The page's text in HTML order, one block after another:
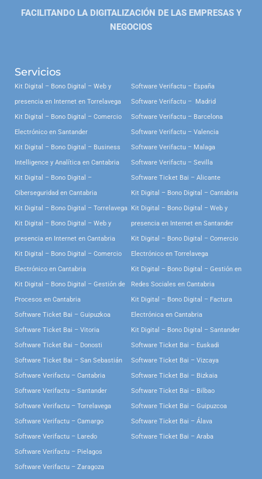
FACILITANDO LA DIGITALIZACIÓN DE LAS EMPRESAS Y
NEGOCIOS
Servicios
Kit Digital – Bono Digital – Web y
presencia en Internet en Torrelavega
Kit Digital – Bono Digital – Comercio
Electrónico en Santander
Kit Digital – Bono Digital – Business
Intelligence y Analítica en Cantabria
Kit Digital – Bono Digital –
Ciberseguridad en Cantabria
Kit Digital – Bono Digital – Torrelavega
Kit Digital – Bono Digital – Web y
presencia en Internet en Cantabria
Kit Digital – Bono Digital – Comercio
Electrónico en Cantabria
Kit Digital – Bono Digital – Gestión de
Procesos en Cantabria
Software Ticket Bai – Guipuzkoa
Software Ticket Bai – Vitoria
Software Ticket Bai – Donosti
Software Ticket Bai – San Sebastián
Software Verifactu – Cantabria
Software Verifactu – Santander
Software Verifactu – Torrelavega
Software Verifactu – Camargo
Software Verifactu – Laredo
Software Verifactu – Pielagos
Software Verifactu – Zaragoza
Software Verifactu – España
Software Verifactu – Madrid
Software Verifactu – Barcelona
Software Verifactu – Valencia
Software Verifactu – Malaga
Software Verifactu – Sevilla
Software Ticket Bai – Alicante
Kit Digital – Bono Digital – Cantabria
Kit Digital – Bono Digital – Web y
presencia en Internet en Santander
Kit Digital – Bono Digital – Comercio
Electrónico en Torrelavega
Kit Digital – Bono Digital – Gestión en
Redes Sociales en Cantabria
Kit Digital – Bono Digital – Factura
Electrónica en Cantabria
Kit Digital – Bono Digital – Santander
Software Ticket Bai – Euskadi
Software Ticket Bai – Vizcaya
Software Ticket Bai – Bizkaia
Software Ticket Bai – Bilbao
Software Ticket Bai – Guipuzcoa
Software Ticket Bai – Álava
Software Ticket Bai – Araba